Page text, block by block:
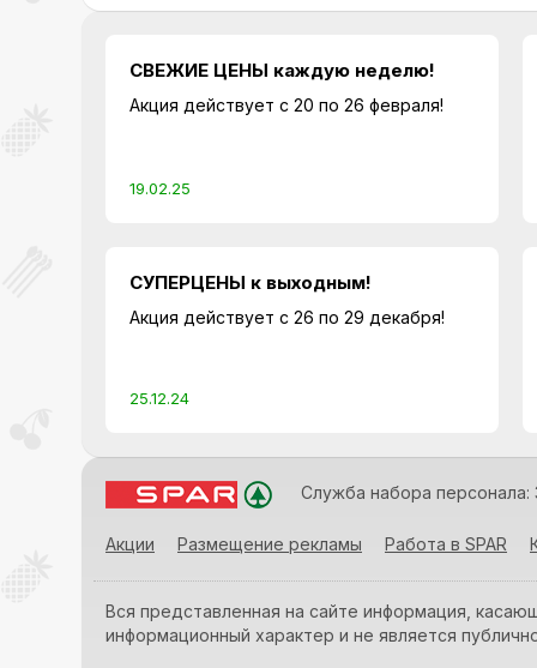
СВЕЖИЕ ЦЕНЫ каждую неделю!
Акция действует с 20 по 26 февраля!
19.02.25
СУПЕРЦЕНЫ к выходным!
Акция действует с 26 по 29 декабря!
25.12.24
Служба набора персонала:
Акции Размещение рекламы Работа в SPAR
Вся представленная на сайте информация,
информационный характер и не является